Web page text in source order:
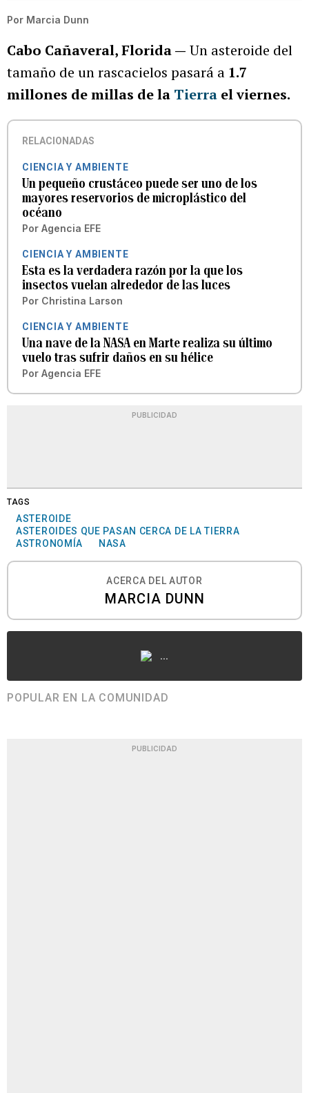
Por Marcia Dunn
Cabo Cañaveral, Florida — Un asteroide del
tamaño de un rascacielos pasará a 1.7
millones de millas de la Tierra el viernes.
RELACIONADAS
CIENCIA Y AMBIENTE
Un pequeño crustáceo puede ser uno de los
mayores reservorios de microplástico del
océano
Por Agencia EFE
CIENCIA Y AMBIENTE
Esta es la verdadera razón por la que los
insectos vuelan alrededor de las luces
Por Christina Larson
CIENCIA Y AMBIENTE
Una nave de la NASA en Marte realiza su último
vuelo tras sufrir daños en su hélice
Por Agencia EFE
PUBLICIDAD
TAGS
ASTEROIDE
ASTEROIDES QUE PASAN CERCA DE LA TIERRA
ASTRONOMÍA
NASA
ACERCA DEL AUTOR
MARCIA DUNN
...
POPULAR EN LA COMUNIDAD
PUBLICIDAD